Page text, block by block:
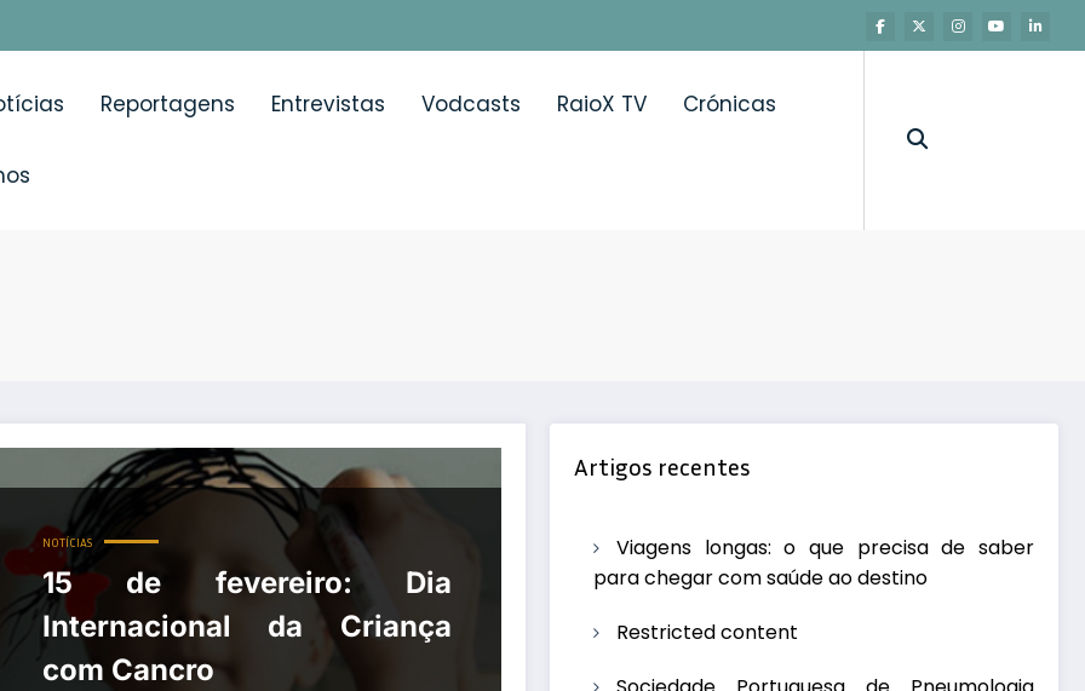
Reportagens Entrevistas Vodcasts RaioX TV Crónicas
NOTÍCIAS
15 de fevereiro: Dia
Internacional da Criança
com Cancro
Artigos recentes
Viagens longas: o que precisa de saber
para chegar com saúde ao destino
Restricted content